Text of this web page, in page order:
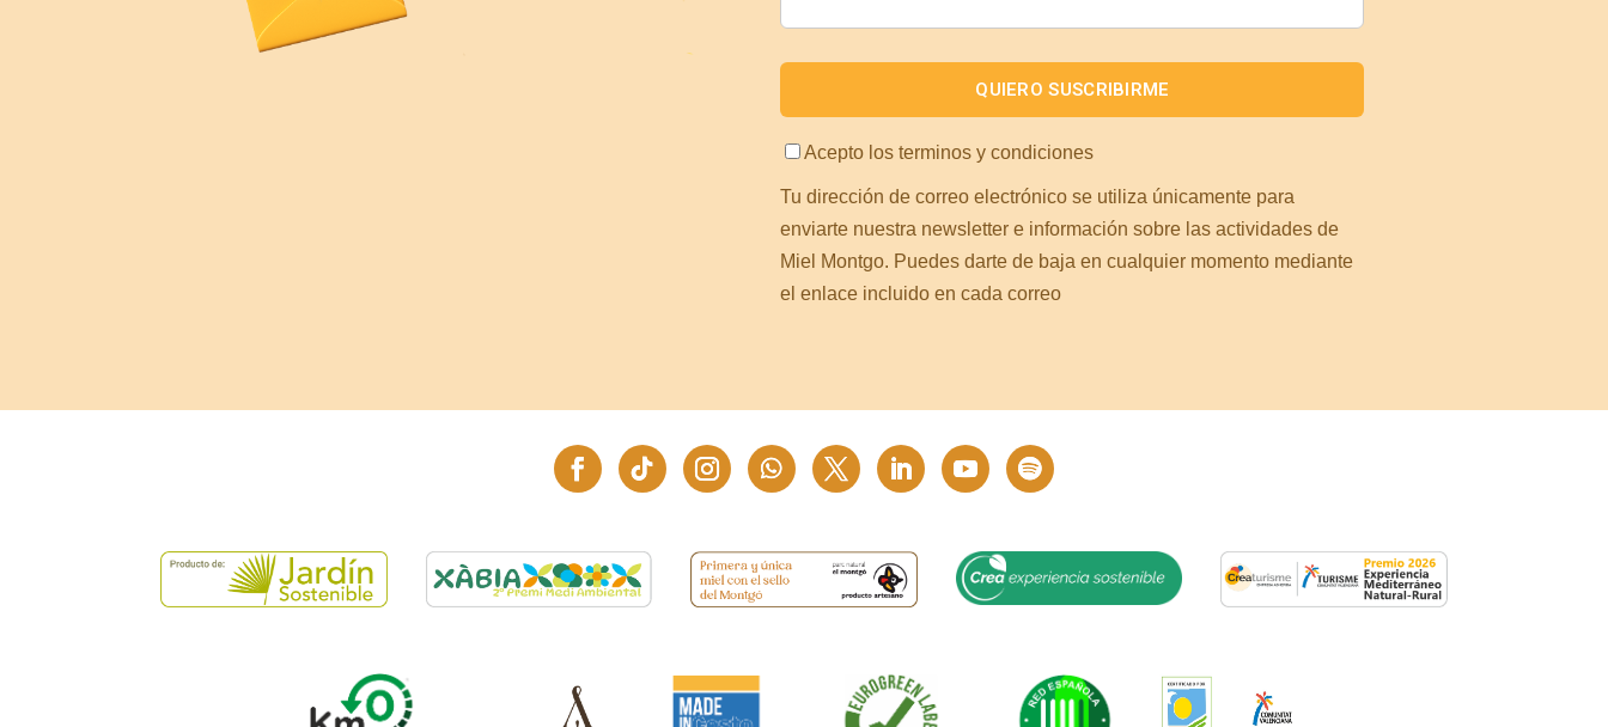
Acepto losterminos y condiciones
Tu dirección de correo electrónico se utiliza únicamente para
enviarte nuestra newsletter e información sobre las actividades de
Miel Montgo. Puedes darte de baja en cualquier momento mediante
el enlace incluido en cada correo